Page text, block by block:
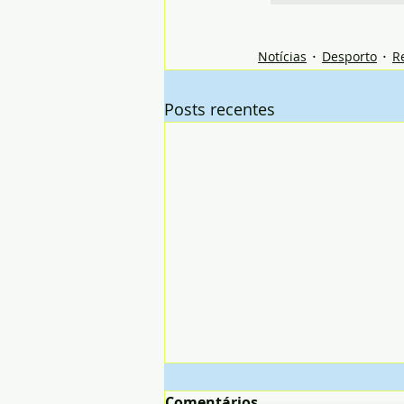
Notícias Desporto
Posts recentes